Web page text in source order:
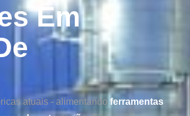
Em
atuais - alimentando ferramentas